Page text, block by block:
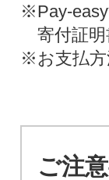
※Pay-
寄付証
※お支払方
ご注